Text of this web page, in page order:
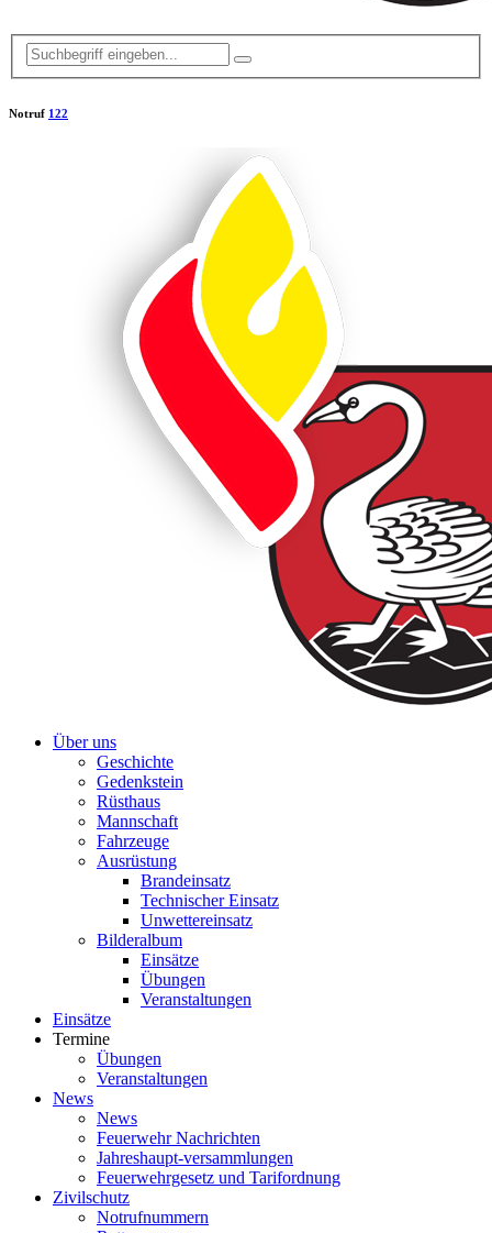
Notruf 122
Über uns
Geschichte
Gedenkstein
Rüsthaus
Mannschaft
Fahrzeuge
Ausrüstung
Brandeinsatz
Technischer Einsatz
Unwettereinsatz
Bilderalbum
Einsätze
Übungen
Veranstaltungen
Einsätze
Termine
Übungen
Veranstaltungen
News
News
Feuerwehr Nachrichten
Jahreshaupt-versammlungen
Feuerwehrgesetz und Tarifordnung
Zivilschutz
Notrufnummern